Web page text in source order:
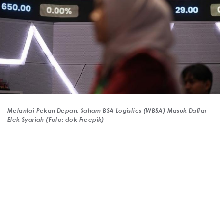
Melantai Pekan Depan, Saham BSA Logistics (WBSA) Masuk Daftar
Efek Syariah (Foto: dok Freepik)